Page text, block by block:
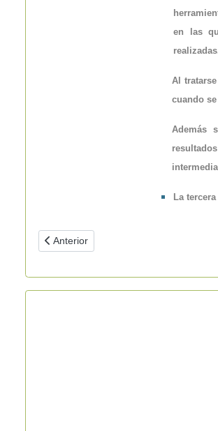
en las
Al
cuando
Además
La
Artículo anterior: ACTIVIDADES
Anterior